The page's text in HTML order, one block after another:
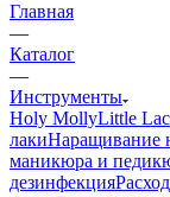
Главная
—
Каталог
—
Инструменты
Holy MollyLittle Lac
лакиНаращивание
маникюра и
дезинфекция